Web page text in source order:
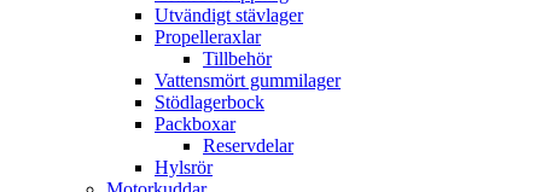
Utvändigt stävlager
Propelleraxlar
Tillbehör
Vattensmört gummilager
Stödlagerbock
Packboxar
Reservdelar
Hylsrör